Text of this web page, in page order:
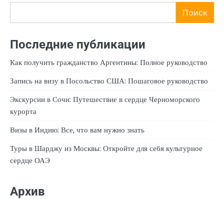
Поиск
Последние публикации
Как получить гражданство Аргентины: Полное руководство
Запись на визу в Посольство США: Пошаговое руководство
Экскурсии в Сочи: Путешествие в сердце Черноморского
курорта
Визы в Индию: Все, что вам нужно знать
Туры в Шарджу из Москвы: Откройте для себя культурное
сердце ОАЭ
Архив